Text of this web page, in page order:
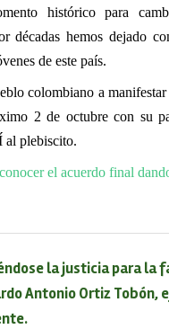
histórico para
décadas hemos dejado
de este país.
colombiano a
2 de octubre con su
al plebiscito.
el acuerdo final
la justicia para la
Antonio Ortiz Tobón,